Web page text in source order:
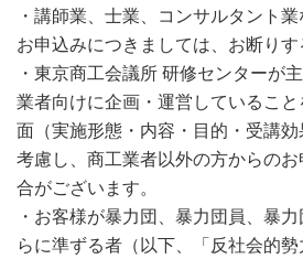
・講師業、士業、コンサルタント
お申込みにつきましては、お断りす
・東京商工会議所 研修センターが
業者向けに企画・運営しているこ
面（実施形態・内容・目的・受講効
考慮し、商工業者以外の方からの
合がございます。
・お客様が暴力団、暴力団員、暴
らに準ずる者（以下、「反社会的